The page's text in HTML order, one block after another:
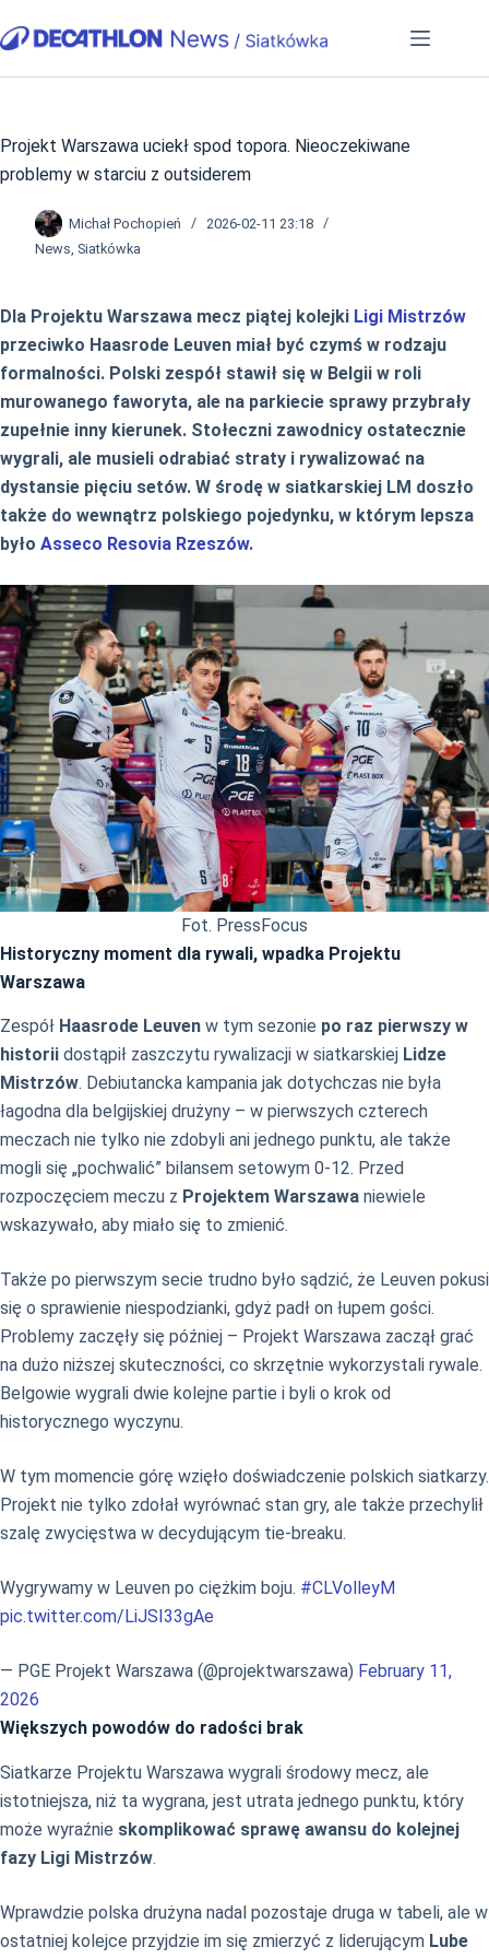
do
Projekt Warszawa uciekł spod topora. Nieoczekiwane
problemy w starciu z outsiderem
Michał Pochopień
2026-02-11 23:18
News, Siatkówka
Dla Projektu Warszawa mecz piątej kolejki Ligi Mistrzów
przeciwko Haasrode Leuven miał być czymś w rodzaju
formalności. Polski zespół stawił się w Belgii w roli
murowanego faworyta, ale na parkiecie sprawy przybrały
zupełnie inny kierunek. Stołeczni zawodnicy ostatecznie
wygrali, ale musieli odrabiać straty i rywalizować na
dystansie pięciu setów. W środę w siatkarskiej LM doszło
także do wewnątrz polskiego pojedynku, w którym lepsza
było Asseco Resovia Rzeszów.
Fot. PressFocus
Historyczny moment dla rywali, wpadka Projektu
Warszawa
Zespół Haasrode Leuven w tym sezonie po raz pierwszy w
historii dostąpił zaszczytu rywalizacji w siatkarskiej Lidze
Mistrzów. Debiutancka kampania jak dotychczas nie była
łagodna dla belgijskiej drużyny – w pierwszych czterech
meczach nie tylko nie zdobyli ani jednego punktu, ale także
mogli się „pochwalić” bilansem setowym 0-12. Przed
rozpoczęciem meczu z Projektem Warszawa niewiele
wskazywało, aby miało się to zmienić.
Także po pierwszym secie trudno było sądzić, że Leuven pokusi
się o sprawienie niespodzianki, gdyż padł on łupem gości.
Problemy zaczęły się później – Projekt Warszawa zaczął grać
na dużo niższej skuteczności, co skrzętnie wykorzystali rywale.
Belgowie wygrali dwie kolejne partie i byli o krok od
historycznego wyczynu.
W tym momencie górę wzięło doświadczenie polskich siatkarzy.
Projekt nie tylko zdołał wyrównać stan gry, ale także przechylił
szalę zwycięstwa w decydującym tie-breaku.
Wygrywamy w Leuven po ciężkim boju. #CLVolleyM
pic.twitter.com/LiJSI33gAe
— PGE Projekt Warszawa (@projektwarszawa) February 11,
2026
Większych powodów do radości brak
Siatkarze Projektu Warszawa wygrali środowy mecz, ale
istotniejsza, niż ta wygrana, jest utrata jednego punktu, który
może wyraźnie skomplikować sprawę awansu do kolejnej
fazy Ligi Mistrzów.
Wprawdzie polska drużyna nadal pozostaje druga w tabeli, ale w
ostatniej kolejce przyjdzie im się zmierzyć z liderującym Lube